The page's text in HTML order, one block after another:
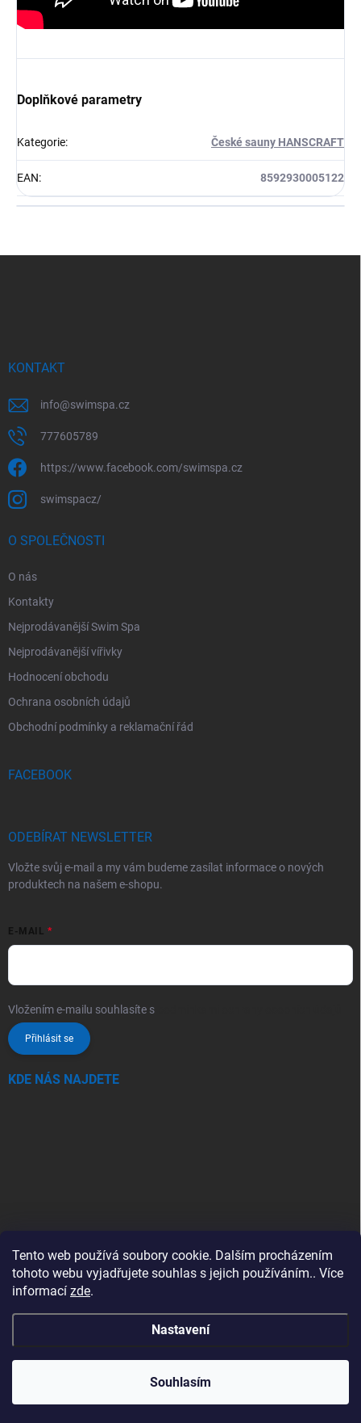
Tento web používá soubory cookie. Dalším procházením
tohoto webu vyjadřujete souhlas s jejich používáním.. Více
informací zde.
Nastavení
Souhlasím
Doplňkové parametry
Kategorie: České sauny HANSCRAFT
EAN: 8592930005122
KONTAKT
info@swimspa.cz
777605789
https://www.facebook.com/swimspa.cz
swimspacz/
O SPOLEČNOSTI
O nás
Kontakty
Nejprodávanější Swim Spa
Nejprodávanější vířivky
Hodnocení obchodu
Ochrana osobních údajů
Obchodní podmínky a reklamační řád
FACEBOOK
ODEBÍRAT NEWSLETTER
Vložte svůj e-mail a my vám budeme zasílat informace o nových
produktech na našem e-shopu.
E-MAIL
Vložením e-mailu souhlasíte s
Přihlásit se
KDE NÁS NAJDETE
Copyright 2026SwimSpa.cz. Všechna práva vyhrazena.Upravit nastavení
cookies